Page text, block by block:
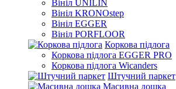
Вініл UNILIN
Вініл KRONOstep
Вініл EGGER
Вініл PORFLOOR
Коркова підлога
Коркова підлога EGGER PRO
Коркова підлога Wicanders
Штучний паркет
Масивна дошка